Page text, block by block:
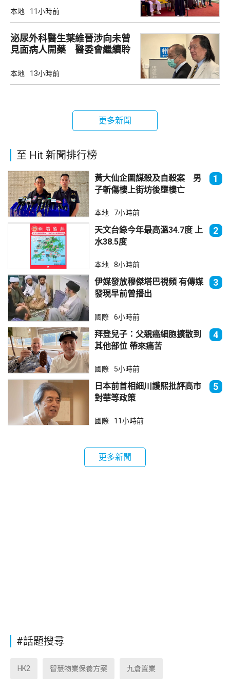
本地 11小時前
泌尿外科醫生葉維晉涉向未曾
見面病人開藥 醫委會繼續聆
本地 13小時前
更多新聞
至 Hit 新聞排行榜
黃大仙企圖謀殺及自殺案 男
子斬傷樓上街坊後墮樓亡
1
本地 7小時前
天文台錄今年最高溫34.7度 上
水38.5度
2
本地 8小時前
伊媒發放穆傑塔巴視頻 有傳媒
發現早前曾播出
3
國際 6小時前
拜登兒子：父親癌細胞擴散到
其他部位 帶來痛苦
4
國際 5小時前
日本前首相細川護熙批評高市
對華等政策
5
國際 11小時前
更多新聞
#話題搜尋
HK2 智慧物業保養方案 九倉置業